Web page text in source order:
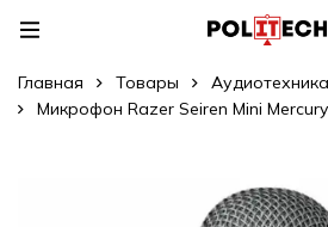
Главная Товары
Аудиотехника
Микрофон Razer Seiren Mini